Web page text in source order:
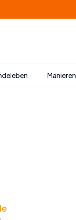
Manieren